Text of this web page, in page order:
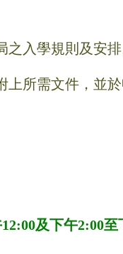
入學規則及安排
所需文件，並於
及下午2:00至